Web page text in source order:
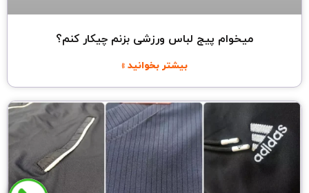
میخوام پیج لباس ورزشی بزنم چیکار کنم؟
بیشتر بخوانید »